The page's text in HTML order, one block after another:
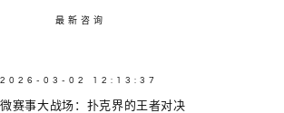
最新咨询
2026-03-02 12:13:37
微赛事大战场：扑克界的王者对决